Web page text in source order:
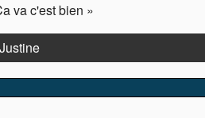
va c'est bien »